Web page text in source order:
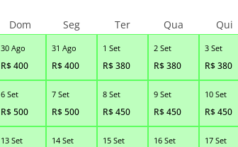
30 Ago
R$400
31 Ago
R$400
1 Set
R$380
2 Set
R$380
3 Set
R$380
6 Set
R$500
7 Set
R$500
8 Set
R$450
9 Set
R$450
10 Set
R$450
13 Set 14 Set 15 Set 16 Set 17 Set
Dom Seg Ter Qua Qui